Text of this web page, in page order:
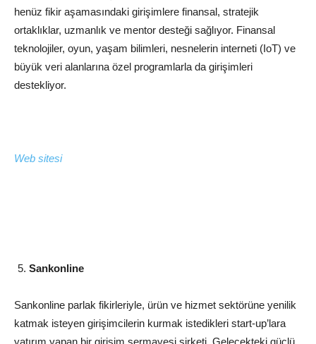
henüz fikir aşamasındaki girişimlere finansal, stratejik
ortaklıklar, uzmanlık ve mentor desteği sağlıyor. Finansal
teknolojiler, oyun, yaşam bilimleri, nesnelerin interneti (IoT) ve
büyük veri alanlarına özel programlarla da girişimleri
destekliyor.
Web sitesi
Sankonline
Sankonline parlak fikirleriyle, ürün ve hizmet sektörüne yenilik
katmak isteyen girişimcilerin kurmak istedikleri start-up’lara
yatırım yapan bir girişim sermayesi şirketi. Gelecekteki güçlü